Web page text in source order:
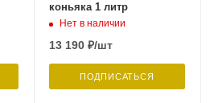
коньяка 1 литр
Нет в наличии
13 190₽/шт
ПОДПИСАТЬСЯ